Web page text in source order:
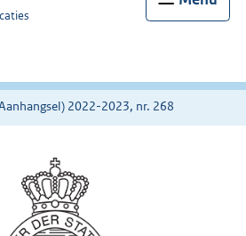
2022-2023, nr. 268